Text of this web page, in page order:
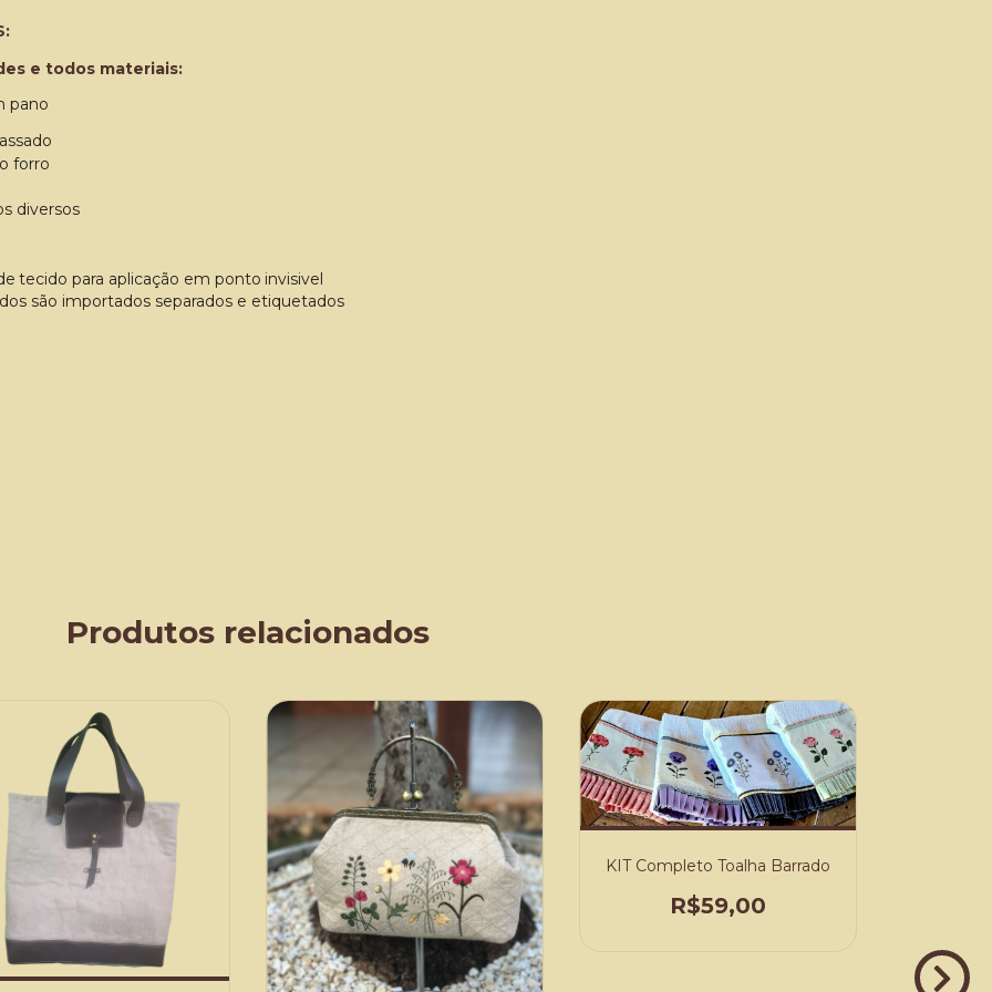
e todos materiais:
pano
o forro
diversos
tecido para aplicação em ponto invisivel
são importados separados e etiquetados
Produtos relacionados
KIT Completo Toalha Barrado
R$59,00